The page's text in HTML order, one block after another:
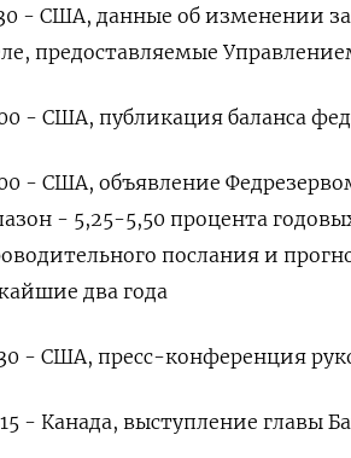
- США, данные об изменении
предоставляемые
- США, публикация баланса
- США, объявление
- 5,25-5,50 процента
послания и
два года
- США, пресс-конференция
- Канада, выступление главы